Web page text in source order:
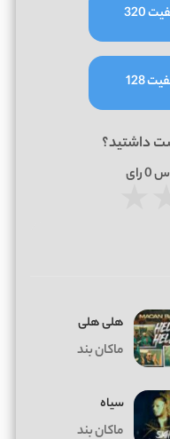
320
128
داشتید؟
0رای
هلی هلی
ماکان بند
سیاه
ماکان بند